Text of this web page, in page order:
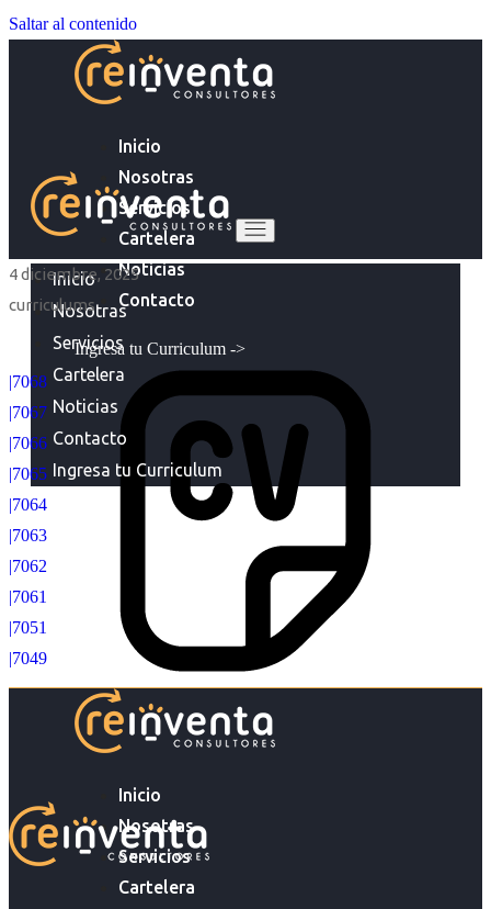
Saltar al contenido
Inicio
Nosotras
Servicios
Cartelera
Noticias
Contacto
Ingresa tu Curriculum ->
Inicio
Nosotras
Servicios
Cartelera
Inicio
Nosotras
Servicios
Cartelera
Noticias
Contacto
Ingresa tu Curriculum
4 diciembre, 2025
curriculums
|7068
|7067
|7066
|7065
|7064
|7063
|7062
|7061
|7051
|7049